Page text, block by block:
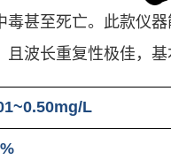
毒甚至死亡。此款仪
且波长重复性极佳，
L